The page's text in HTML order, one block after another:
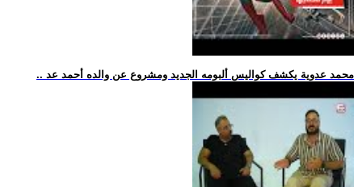
.. محمد عدوية يكشف كواليس ألبومه الجديد ومشروع عن والده أحمد عد